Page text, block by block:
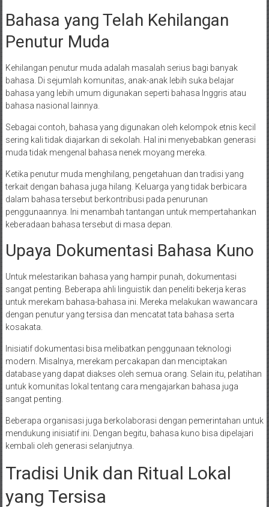
Bahasa yang Telah Kehilangan
Penutur Muda
Kehilangan penutur muda adalah masalah serius bagi banyak
bahasa. Di sejumlah komunitas, anak-anak lebih suka belajar
bahasa yang lebih umum digunakan seperti bahasa Inggris atau
bahasa nasional lainnya.
Sebagai contoh, bahasa yang digunakan oleh kelompok etnis kecil
sering kali tidak diajarkan di sekolah. Hal ini menyebabkan generasi
muda tidak mengenal bahasa nenek moyang mereka.
Ketika penutur muda menghilang, pengetahuan dan tradisi yang
terkait dengan bahasa juga hilang. Keluarga yang tidak berbicara
dalam bahasa tersebut berkontribusi pada penurunan
penggunaannya. Ini menambah tantangan untuk mempertahankan
keberadaan bahasa tersebut di masa depan.
Upaya Dokumentasi Bahasa Kuno
Untuk melestarikan bahasa yang hampir punah, dokumentasi
sangat penting. Beberapa ahli linguistik dan peneliti bekerja keras
untuk merekam bahasa-bahasa ini. Mereka melakukan wawancara
dengan penutur yang tersisa dan mencatat tata bahasa serta
kosakata.
Inisiatif dokumentasi bisa melibatkan penggunaan teknologi
modern. Misalnya, merekam percakapan dan menciptakan
database yang dapat diakses oleh semua orang. Selain itu, pelatihan
untuk komunitas lokal tentang cara mengajarkan bahasa juga
sangat penting.
Beberapa organisasi juga berkolaborasi dengan pemerintahan untuk
mendukung inisiatif ini. Dengan begitu, bahasa kuno bisa dipelajari
kembali oleh generasi selanjutnya.
Tradisi Unik dan Ritual Lokal
yang Tersisa